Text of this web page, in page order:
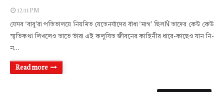
12:11 PM
যেসব ‘বাবু’রা পতিতালয়ে নিয়মিত যেতেনযাঁদের বাঁধা ‘মাগ’ ছিলÑ তাদের কেউ কেউ
স্মৃতিকথা লিখলেও তাতে তাঁরা এই কলুষিত জীবনের কাহিনীর ধারে-কাছেও যান নি-
ন…
Read more